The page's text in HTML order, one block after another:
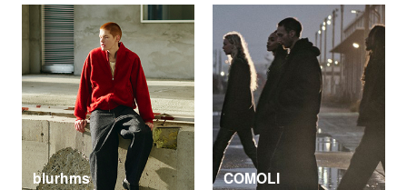
blurhms COMOLI